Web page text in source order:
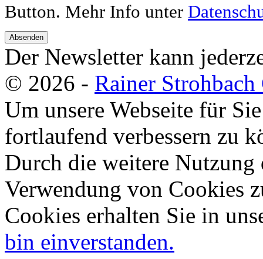
Button. Mehr Info unter
Absenden
Der Newsletter kann
© 2026 - Rainer
Um unsere Webseite für
fortlaufend verbessern zu
Durch die weitere Nutzung
Verwendung von Cookies
Cookies erhalten Sie in
bin einverstanden.